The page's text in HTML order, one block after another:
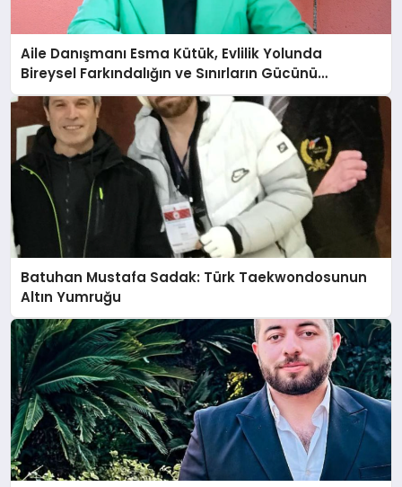
Aile Danışmanı Esma Kütük, Evlilik Yolunda
Bireysel Farkındalığın ve Sınırların Gücünü
Anlatıyor
Batuhan Mustafa Sadak: Türk Taekwondosunun
Altın Yumruğu